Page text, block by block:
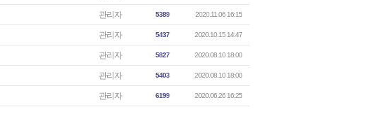
관리자 5389 2020.11.06 16:15
관리자 5437 2020.10.15 14:47
관리자 5827 2020.08.10 18:00
관리자 5403 2020.08.10 18:00
관리자 6199 2020.06.26 16:25